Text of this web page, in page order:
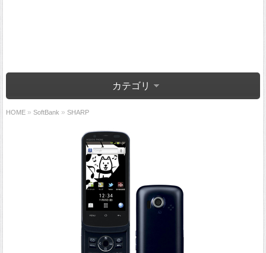
カテゴリ
HOME » SoftBank » SHARP